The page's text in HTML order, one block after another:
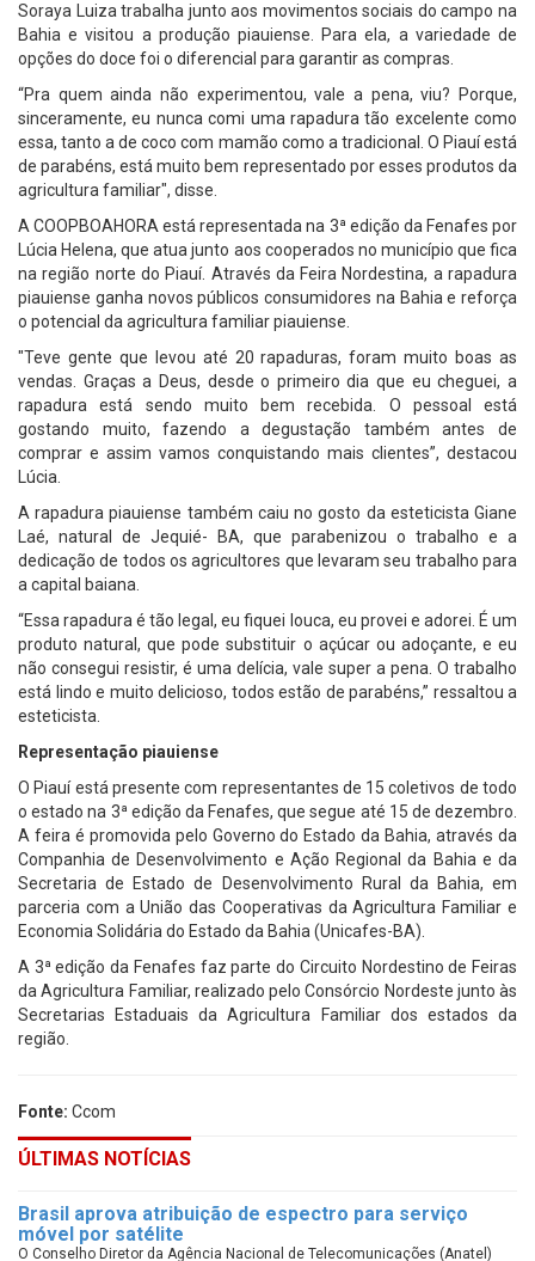
Soraya Luiza trabalha junto aos movimentos sociais do campo na
Bahia e visitou a produção piauiense. Para ela, a variedade de
opções do doce foi o diferencial para garantir as compras.
“Pra quem ainda não experimentou, vale a pena, viu? Porque,
sinceramente, eu nunca comi uma rapadura tão excelente como
essa, tanto a de coco com mamão como a tradicional. O Piauí está
de parabéns, está muito bem representado por esses produtos da
agricultura familiar", disse.
A COOPBOAHORA está representada na 3ª edição da Fenafes por
Lúcia Helena, que atua junto aos cooperados no município que fica
na região norte do Piauí. Através da Feira Nordestina, a rapadura
piauiense ganha novos públicos consumidores na Bahia e reforça
o potencial da agricultura familiar piauiense.
"Teve gente que levou até 20 rapaduras, foram muito boas as
vendas. Graças a Deus, desde o primeiro dia que eu cheguei, a
rapadura está sendo muito bem recebida. O pessoal está
gostando muito, fazendo a degustação também antes de
comprar e assim vamos conquistando mais clientes”, destacou
Lúcia.
A rapadura piauiense também caiu no gosto da esteticista Giane
Laé, natural de Jequié- BA, que parabenizou o trabalho e a
dedicação de todos os agricultores que levaram seu trabalho para
a capital baiana.
“Essa rapadura é tão legal, eu fiquei louca, eu provei e adorei. É um
produto natural, que pode substituir o açúcar ou adoçante, e eu
não consegui resistir, é uma delícia, vale super a pena. O trabalho
está lindo e muito delicioso, todos estão de parabéns,” ressaltou a
esteticista.
Representação piauiense
O Piauí está presente com representantes de 15 coletivos de todo
o estado na 3ª edição da Fenafes, que segue até 15 de dezembro.
A feira é promovida pelo Governo do Estado da Bahia, através da
Companhia de Desenvolvimento e Ação Regional da Bahia e da
Secretaria de Estado de Desenvolvimento Rural da Bahia, em
parceria com a União das Cooperativas da Agricultura Familiar e
Economia Solidária do Estado da Bahia (Unicafes-BA).
A 3ª edição da Fenafes faz parte do Circuito Nordestino de Feiras
da Agricultura Familiar, realizado pelo Consórcio Nordeste junto às
Secretarias Estaduais da Agricultura Familiar dos estados da
região.
Fonte: Ccom
ÚLTIMAS NOTÍCIAS
Brasil aprova atribuição de espectro para serviço
móvel por satélite
O Conselho Diretor da Agência Nacional de Telecomunicações (Anatel)